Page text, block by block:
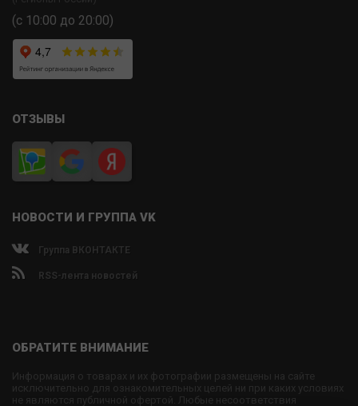
(с 10:00 до 20:00)
ОТЗЫВЫ
НОВОСТИ И ГРУППА VK
Группа ВКОНТАКТЕ
RSS-лента новостей
ОБРАТИТЕ ВНИМАНИЕ
Информация о товарах и их фотографии размещены на сайте
исключительно для ознакомительных целей ни при каких условиях
не являются публичной офертой. Любые несоответствия